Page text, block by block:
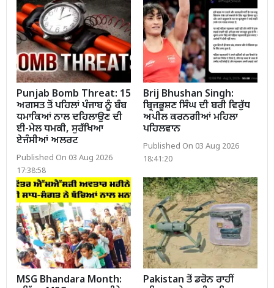
Punjab Bomb Threat: 15
ਅਗਸਤ ਤੋਂ ਪਹਿਲਾਂ ਪੰਜਾਬ ਨੂੰ ਬੰਬ
ਧਮਾਕਿਆਂ ਨਾਲ ਦਹਿਲਾਉਣ ਦੀ
ਈ-ਮੇਲ ਧਮਕੀ, ਸੁਰੱਖਿਆ
ਏਜੰਸੀਆਂ ਅਲਰਟ
Published On 03 Aug 2026
17:38:58
Brij Bhushan Singh:
ਬ੍ਰਿਜਭੂਸ਼ਣ ਸਿੰਘ ਦੀ ਬਰੀ ਵਿਰੁੱਧ
ਅਪੀਲ ਕਰਨਗੀਆਂ ਮਹਿਲਾ
ਪਹਿਲਵਾਨ
Published On 03 Aug 2026
18:41:20
MSG Bhandara Month:
Pakistan ਤੋਂ ਡਰੋਨ ਰਾਹੀਂ